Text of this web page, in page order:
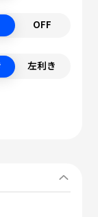
OFF
左利き